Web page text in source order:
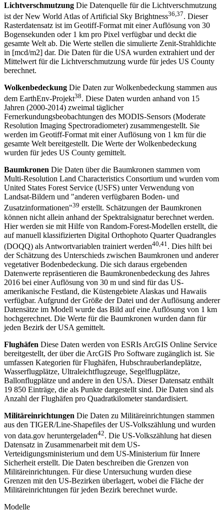
Lichtverschmutzung Die Datenquelle für die Lichtverschmutzung
ist der New World Atlas of Artificial Sky Brightness36,37. Dieser
Rasterdatensatz ist im Geotiff-Format mit einer Auflösung von 30
Bogensekunden oder 1 km pro Pixel verfügbar und deckt die
gesamte Welt ab. Die Werte stellen die simulierte Zenit-Strahldichte
in [mcd/m2] dar. Die Daten für die USA wurden extrahiert und der
Mittelwert für die Lichtverschmutzung wurde für jedes US County
berechnet.
Wolkenbedeckung Die Daten zur Wolkenbedeckung stammen aus
dem EarthEnv-Projekt38. Diese Daten wurden anhand von 15
Jahren (2000-2014) zweimal täglicher
Fernerkundungsbeobachtungen des MODIS-Sensors (Moderate
Resolution Imaging Spectroradiometer) zusammengestellt. Sie
werden im Geotiff-Format mit einer Auflösung von 1 km für die
gesamte Welt bereitgestellt. Die Werte der Wolkenbedeckung
wurden für jedes US County gemittelt.
Baumkronen Die Daten über die Baumkronen stammen vom
Multi-Resolution Land Characteristics Consortium und wurden vom
United States Forest Service (USFS) unter Verwendung von
Landsat-Bildern und "anderen verfügbaren Boden- und
Zusatzinformationen"39 erstellt. Schätzungen der Baumkronen
können nicht allein anhand der Spektralsignatur berechnet werden.
Hier werden sie mit Hilfe von Random-Forest-Modellen erstellt, die
auf manuell klassifizierten Digital Orthophoto Quarter Quadrangles
(DOQQ) als Antwortvariablen trainiert werden40,41 . Dies hilft bei
der Schätzung des Unterschieds zwischen Baumkronen und anderer
vegetativer Bodenbedeckung. Die sich daraus ergebenden
Datenwerte repräsentieren die Baumkronenbedeckung des Jahres
2016 bei einer Auflösung von 30 m und sind für das US-
amerikanische Festland, die Küstengebiete Alaskas und Hawaiis
verfügbar. Aufgrund der Größe der Datei und der Auflösung anderer
Datensätze im Modell wurde das Bild auf eine Auflösung von 1 km
hochgerechnet. Die Werte für die Baumkronen wurden dann für
jeden Bezirk der USA gemittelt.
Flughäfen Diese Daten werden von ESRIs ArcGIS Online Service
bereitgestellt, der über die ArcGIS Pro Software zugänglich ist. Sie
umfassen Kategorien für Flughäfen, Hubschrauberlandeplätze,
Wasserflugplätze, Ultraleichtflugzeuge, Segelflugplätze,
Ballonflugplätze und andere in den USA. Dieser Datensatz enthält
19 850 Einträge, die als Punkte dargestellt sind. Die Daten sind als
Anzahl der Flughäfen pro Quadratkilometer standardisiert.
Militäreinrichtungen Die Daten zu Militäreinrichtungen stammen
aus den TIGER/Line-Shapefiles der US-Volkszählung und wurden
von data.gov heruntergeladen42. Die US-Volkszählung hat diesen
Datensatz in Zusammenarbeit mit dem US-
Verteidigungsministerium und dem US-Ministerium für Innere
Sicherheit erstellt. Die Daten beschreiben die Grenzen von
Militäreinrichtungen. Für diese Untersuchung wurden diese
Grenzen mit den US-Bezirken überlagert, wobei die Fläche der
Militäreinrichtungen für jeden Bezirk berechnet wurde.
Modelle